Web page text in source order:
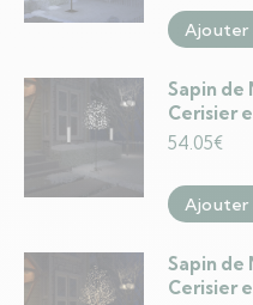
Ajouter
Sapin de
Cerisier
54.05€
Ajouter
Sapin de
Cerisier